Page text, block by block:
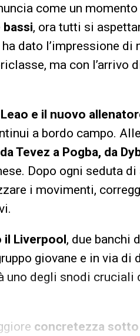
come un
, ora tutti si
dato l’impressione di
ma con l’arrivo
e il nuovo
a bordo campo.
da Tevez a Pogba, da
Dopo ogni seduta di
i movimenti,
il Liverpool, due banchi
giovane e in via di
uno degli snodi cruciali
concretezza